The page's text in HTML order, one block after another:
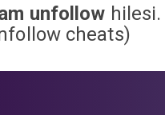
unfollow hilesi.
cheats)